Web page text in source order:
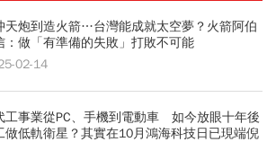
天炮到造火箭…台灣能成就太空夢？火箭阿伯
：做「有準備的失敗」打敗不可能
02-14
工事業從PC、手機到電動車 如今放眼十年後
做低軌衛星？其實在10月鴻海科技日已現端倪